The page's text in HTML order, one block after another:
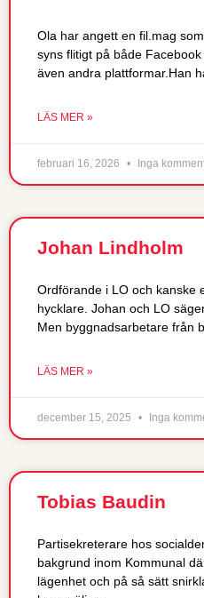
Ola har angett en fil.mag
syns flitigt på både
även andra plattformar.Han
LÄS MER »
februari 16, 2026 Inga
Johan Lindholm
Ordförande i LO och kanske
hycklare. Johan och LO
Men byggnadsarbetare från
LÄS MER »
december 15, 2025 Inga
Tobias Baudin
Partisekreterare hos
bakgrund inom Kommunal
lägenhet och på så sätt